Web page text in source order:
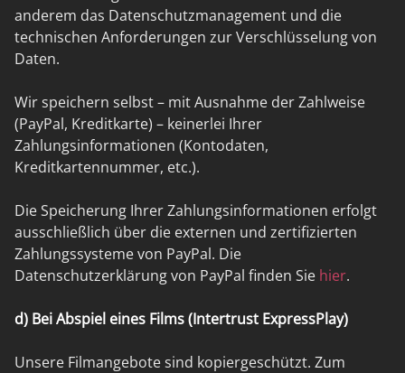
anderem das Datenschutzmanagement und die
technischen Anforderungen zur Verschlüsselung von
Daten.
Wir speichern selbst – mit Ausnahme der Zahlweise
(PayPal, Kreditkarte) – keinerlei Ihrer
Zahlungsinformationen (Kontodaten,
Kreditkartennummer, etc.).
Die Speicherung Ihrer Zahlungsinformationen erfolgt
ausschließlich über die externen und zertifizierten
Zahlungssysteme von PayPal. Die
Datenschutzerklärung von PayPal finden Sie hier.
d) Bei Abspiel eines Films (Intertrust ExpressPlay)
Unsere Filmangebote sind kopiergeschützt. Zum